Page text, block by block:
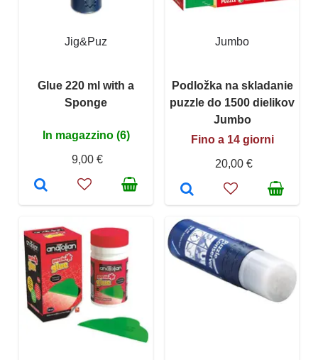
Jig&Puz
Glue 220 ml with a
Sponge
In magazzino (6)
9,00 €
Jumbo
Podložka na skladanie
puzzle do 1500 dielikov
Jumbo
Fino a 14 giorni
20,00 €